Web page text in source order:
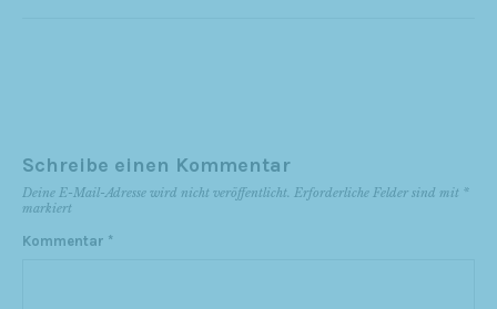
Schreibe einen Kommentar
Deine E-Mail-Adresse wird nicht veröffentlicht. Erforderliche Felder sind mit *
markiert
Kommentar *